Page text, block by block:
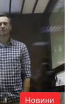
Новини